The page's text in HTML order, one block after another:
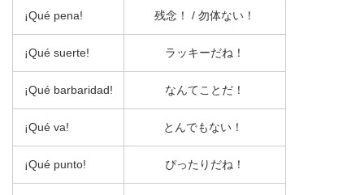
¡Qué pena! 残念！ / 勿体ない！
¡Qué suerte! ラッキーだね！
¡Qué barbaridad! なんてことだ！
¡Qué va! とんでもない！
¡Qué punto! ぴったりだね！